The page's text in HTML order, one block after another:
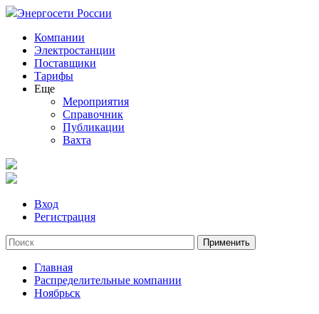
Энергосети России
Компании
Электростанции
Поставщики
Тарифы
Еще
Мероприятия
Справочник
Публикации
Вахта
Вход
Регистрация
Главная
Распределительные компании
Ноябрьск